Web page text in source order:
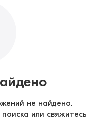
не найдено.
или свяжитесь